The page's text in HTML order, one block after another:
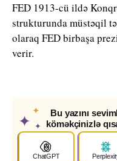
FED 1913-cü ildə
strukturunda müstəqil
olaraq FED birbaşa
verir.
✦
✦
✦
Bu yazını
köməkçinizlə
ChatGPT